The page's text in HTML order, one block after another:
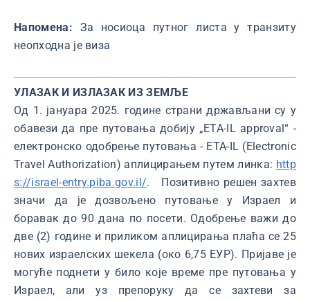
Напомена: За носиоца путног листа у транзиту
неопходна је виза
УЛАЗАК И ИЗЛАЗАК ИЗ ЗЕМЉЕ
Од 1. јануара 2025. године страни држављани су у
обавези да пре путовања добију „ETA-IL approval“ -
електронско одобрење путовања - ETA-IL (Electronic
Travel Authorization) аплицирањем путем линка: http
s://israel-entry.piba.gov.il/. Позитивно решен захтев
значи да је дозвољено путовање у Израел и
боравак до 90 дана по посети. Одобрење важи до
две (2) године и приликом аплицирања плаћа се 25
нових израелских шекела (око 6,75 ЕУР). Пријаве је
могуће поднети у било које време пре путовања у
Израел, али уз препоруку да се захтеви за